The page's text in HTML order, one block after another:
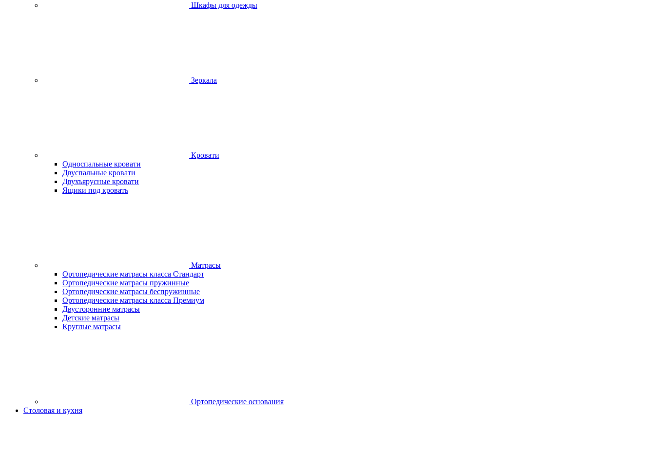
Шкафы для одежды
Зеркала
Кровати
Односпальные кровати
Двуспальные кровати
Двухъярусные кровати
Ящики под кровать
Матрасы
Ортопедические матрасы класса Стандарт
Ортопедические матрасы пружинные
Ортопедические матрасы беспружинные
Ортопедические матрасы класса Премиум
Двусторонние матрасы
Детские матрасы
Круглые матрасы
Ортопедические основания
Столовая и кухня